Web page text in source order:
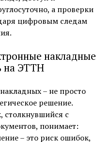
а проверки
цифровым следам
накладные
на ЭТТН
– не просто
решение.
столкнувшийся с
понимает:
– это риск ошибок,